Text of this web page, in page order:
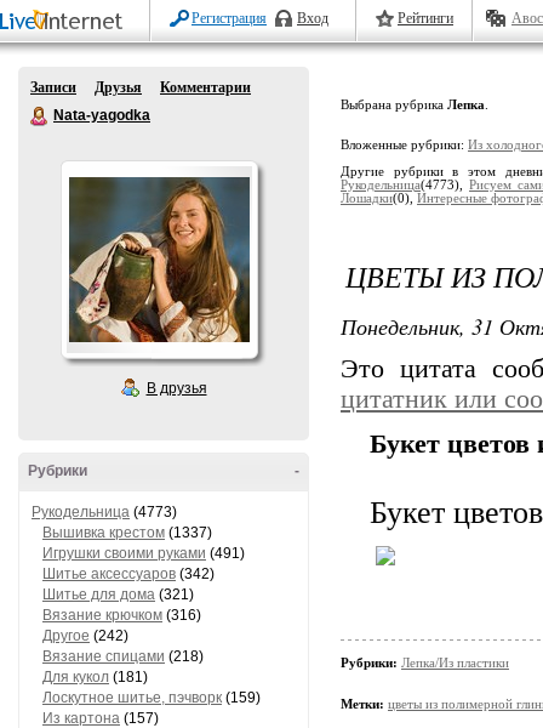
Регистрация Вход Рейтинги
Записи Друзья
Комментарии
Nata-yagodka
В друзья
-
Рубрики
Рукодельница (4773)
Вышивка крестом (1337)
Игрушки своими руками (491)
Шитье аксессуаров (342)
Шитье для дома (321)
Вязание крючком (316)
Другое (242)
Вязание спицами (218)
Для кукол (181)
Лоскутное шитье, пэчворк (159)
Из картона (157)
Выбрана рубрика Лепка
Вложенные рубрики: Из
Другие рубрики в этом
Рукодельница(4773), Рисуем
Лошадки(0), Интересные
ЦВЕТЫ ИЗ
Понедельник, 31
Это цитата
цитатник или
Букет
Букет
Рубрики: Лепка/Из пластики
Метки: цветы из полимерной